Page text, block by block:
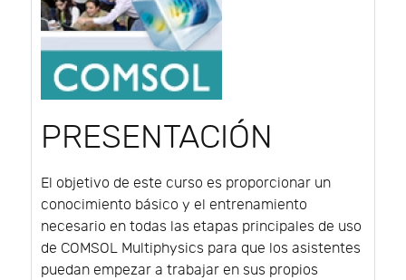
PRESENTACIÓN
El objetivo de este curso es proporcionar un
conocimiento básico y el entrenamiento
necesario en todas las etapas principales de uso
de COMSOL Multiphysics para que los asistentes
puedan empezar a trabajar en sus propios